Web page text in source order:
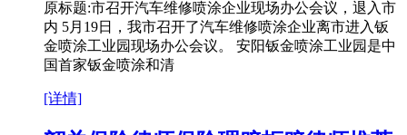
原标题:市召开汽车维修喷涂企业现场办公会议，退入市
内 5月19日，我市召开了汽车维修喷涂企业离市进入钣
金喷涂工业园现场办公会议。 安阳钣金喷涂工业园是中
国首家钣金喷涂和清
[详情]